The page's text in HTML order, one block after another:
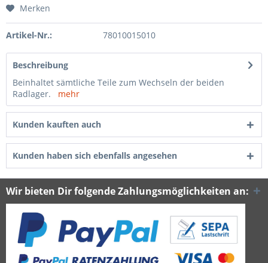
Merken
Artikel-Nr.: 78010015010
Beschreibung
Beinhaltet sämtliche Teile zum Wechseln der beiden
Radlager. mehr
Kunden kauften auch
Kunden haben sich ebenfalls angesehen
Wir bieten Dir folgende Zahlungsmöglichkeiten an: